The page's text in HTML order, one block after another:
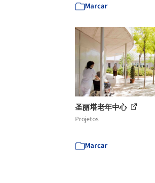
Marcar
圣丽塔老年中心
Projetos
Marcar